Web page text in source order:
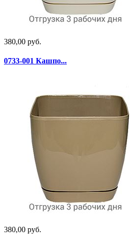
380,00 руб.
0733-001 Кашпо...
380,00 руб.